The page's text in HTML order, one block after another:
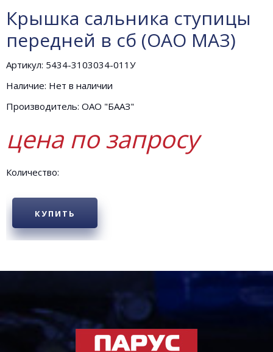
Крышка сальника ступицы
передней в сб (ОАО МАЗ)
Артикул: 5434-3103034-011У
Наличие: Нет в наличии
Производитель: ОАО "БААЗ"
цена по запросу
Количество:
КУПИТЬ